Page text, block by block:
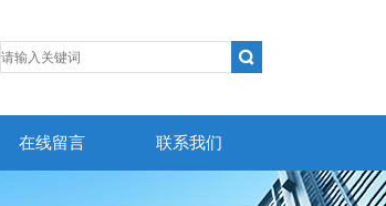
在线留言 联系我们